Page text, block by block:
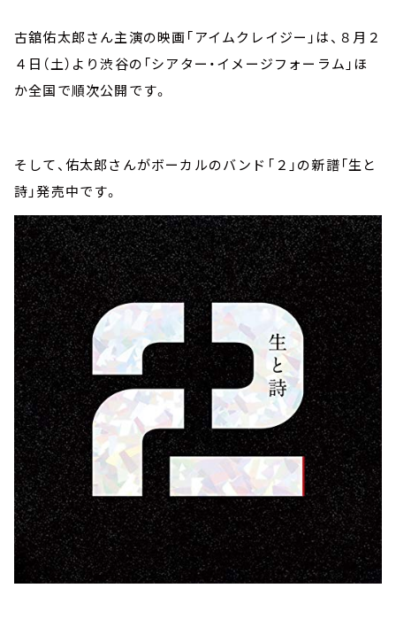
古舘佑太郎さん主演の映画「アイムクレイジー」は、８月２
４日（土）より渋谷の「シアター・イメージフォーラム」ほ
か全国で順次公開です。
そして、佑太郎さんがボーカルのバンド「２」の新譜「生と
詩」発売中です。